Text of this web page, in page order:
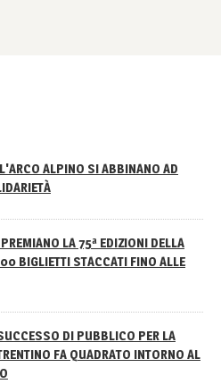
ALPINO SI ABBINANO AD
LA 75ª EDIZIONI DELLA
BIGLIETTI STACCATI FINO ALLE
DI PUBBLICO PER LA
FA QUADRATO INTORNO AL